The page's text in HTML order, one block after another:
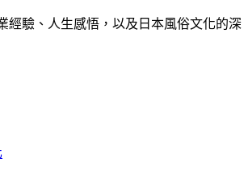
經驗、人生感悟，以及日本風俗文化的深